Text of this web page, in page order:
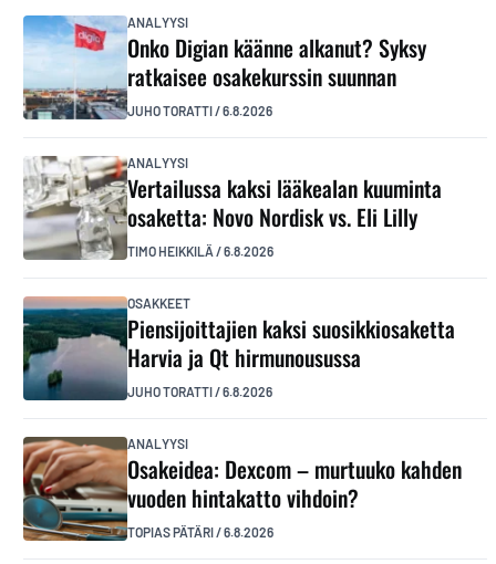
ANALYYSI
Onko Digian käänne alkanut? Syksy
ratkaisee osakekurssin suunnan
JUHO TORATTI/6.8.2026
ANALYYSI
Vertailussa kaksi lääkealan kuuminta
osaketta: Novo Nordisk vs. Eli Lilly
TIMO HEIKKILÄ /6.8.2026
OSAKKEET
Piensijoittajien kaksi suosikkiosaketta
Harvia ja Qt hirmunousussa
JUHO TORATTI/6.8.2026
ANALYYSI
Osakeidea: Dexcom – murtuuko kahden
vuoden hintakatto vihdoin?
TOPIAS PÄTÄRI/6.8.2026